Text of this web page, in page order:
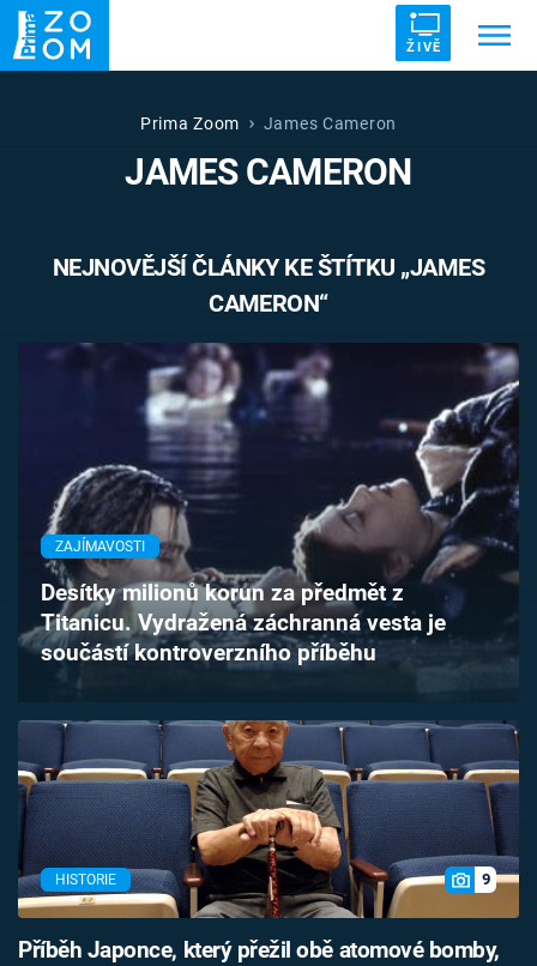
ŽIVĚ
ZRÁDCI UFO DRUHÁ SVĚTOVÁ VÁLKA
VETŘELCI DÁVNOVĚKU
TV Program
Časopis
Sledujte prima+
Přihlášení
Sledujte nás
Prima Zoom James Cameron
JAMES CAMERON
NEJNOVĚJŠÍ ČLÁNKY KE ŠTÍTKU „JAMES
CAMERON“
ZAJÍMAVOSTI
Desítky milionů korun za předmět z
Titanicu. Vydražená záchranná vesta je
součástí kontroverzního příběhu
HISTORIE 9
Příběh Japonce, který přežil obě atomové bomby,